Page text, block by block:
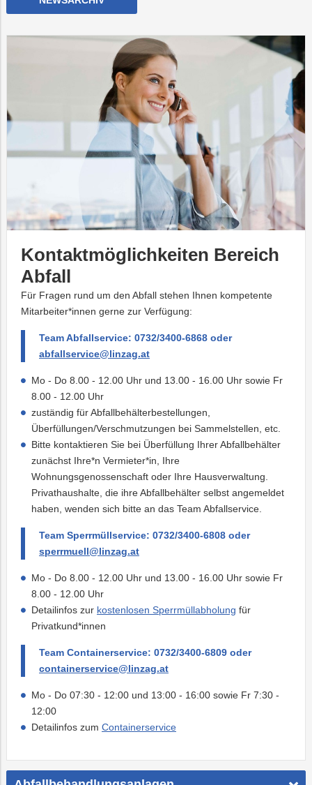
Kontaktmöglichkeiten Bereich
Abfall
Für Fragen rund um den Abfall stehen Ihnen kompetente
Mitarbeiter*innen gerne zur Verfügung:
Team Abfallservice: 0732/3400-6868 oder
abfallservice@linzag.at
Mo - Do 8.00 - 12.00 Uhr und 13.00 - 16.00 Uhr sowie Fr
8.00 - 12.00 Uhr
zuständig für Abfallbehälterbestellungen,
Überfüllungen/Verschmutzungen bei Sammelstellen, etc.
Bitte kontaktieren Sie bei Überfüllung Ihrer Abfallbehälter
zunächst Ihre*n Vermieter*in, Ihre
Wohnungsgenossenschaft oder Ihre Hausverwaltung.
Privathaushalte, die ihre Abfallbehälter selbst angemeldet
haben, wenden sich bitte an das Team Abfallservice.
Team Sperrmüllservice: 0732/3400-6808 oder
sperrmuell@linzag.at
Mo - Do 8.00 - 12.00 Uhr und 13.00 - 16.00 Uhr sowie Fr
8.00 - 12.00 Uhr
Detailinfos zur kostenlosen Sperrmüllabholung für
Privatkund*innen
Team Containerservice: 0732/3400-6809 oder
containerservice@linzag.at
Mo - Do 07:30 - 12:00 und 13:00 - 16:00 sowie Fr 7:30 -
12:00
Detailinfos zum Containerservice